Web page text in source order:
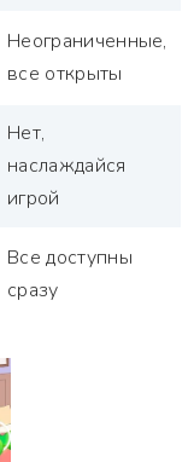
Неограниченные,
все открыты
Нет,
наслаждайся
игрой
Все доступны
сразу